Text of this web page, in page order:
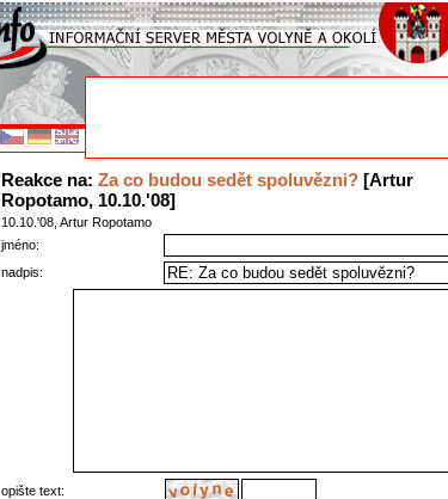
Reakce na: Za co budou sedět spoluvězni?[Artur
Ropotamo, 10.10.'08]
10.10.'08, Artur Ropotamo
jméno:
nadpis:
opište text: